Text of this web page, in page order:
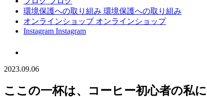
環境保護への取り組み 環境保護への取り組み
オンラインショップ オンラインショップ
Instagram Instagram
2023.09.06
ここの一杯は、コーヒー初心者の私